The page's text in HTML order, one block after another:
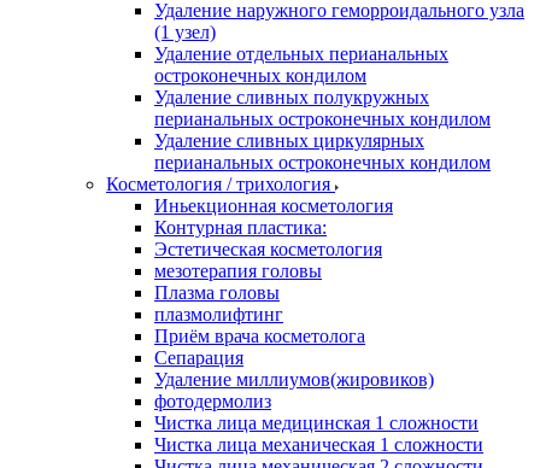
Удаление наружного геморроидального узла
(1 узел)
Удаление отдельных перианальных
остроконечных кондилом
Удаление сливных полукружных
перианальных остроконечных кондилом
Удаление сливных циркулярных
перианальных остроконечных кондилом
Косметология / трихология
Иньекционная косметология
Контурная пластика:
Эстетическая косметология
мезотерапия головы
Плазма головы
плазмолифтинг
Приём врача косметолога
Сепарация
Удаление миллиумов(жировиков)
фотодермолиз
Чистка лица медицинская 1 сложности
Чистка лица механическая 1 сложности